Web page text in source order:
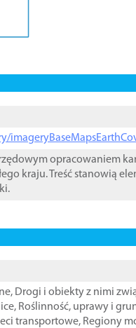
opracowaniem
kraju. Treść stanowią
, Drogi i obiekty z nimi
, Roślinność, uprawy i
transportowe, Regiony